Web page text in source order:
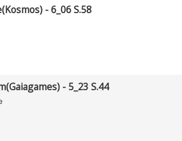
- 6_06 S.58
- 5_23 S.44